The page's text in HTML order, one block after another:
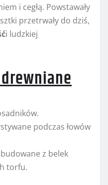
i cegłą. Powstawały
przetrwały do dziś,
i ludzkiej
podczas łowów
z belek
torfu.